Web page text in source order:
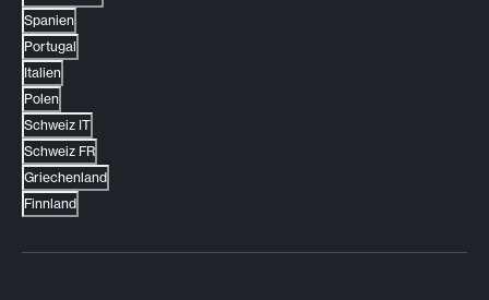
Spanien
Portugal
Italien
Polen
Schweiz IT
Schweiz FR
Griechenland
Finnland